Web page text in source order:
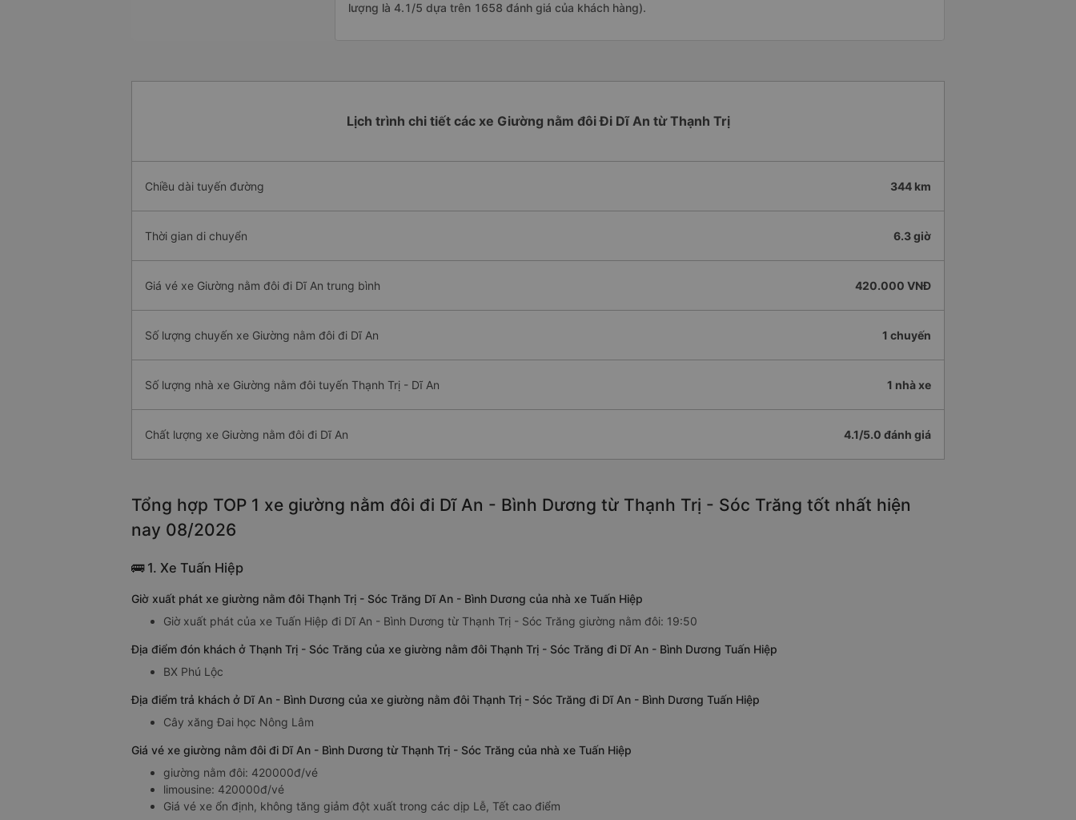
lượng là 4.1/5 dựa trên 1658 đánh giá của khách hàng).
Lịch trình chi tiết các xe Giường nằm đôi Đi Dĩ An từ Thạnh Trị
Chiều dài tuyến đường 344 km
Thời gian di chuyển 6.3 giờ
Giá vé xe Giường nằm đôi đi Dĩ An trung bình 420.000 VNĐ
Số lượng chuyến xe Giường nằm đôi đi Dĩ An 1 chuyến
Số lượng nhà xe Giường nằm đôi tuyến Thạnh Trị - Dĩ An 1 nhà xe
Chất lượng xe Giường nằm đôi đi Dĩ An 4.1/5.0 đánh giá
Tổng hợp TOP 1 xe giường nằm đôi đi Dĩ An - Bình Dương từ Thạnh Trị - Sóc Trăng tốt nhất hiện
nay 08/2026
🚌 1. Xe Tuấn Hiệp
Giờ xuất phát xe giường nằm đôi Thạnh Trị - Sóc Trăng Dĩ An - Bình Dương của nhà xe Tuấn Hiệp
Giờ xuất phát của xe Tuấn Hiệp đi Dĩ An - Bình Dương từ Thạnh Trị - Sóc Trăng giường nằm đôi: 19:50
Địa điểm đón khách ở Thạnh Trị - Sóc Trăng của xe giường nằm đôi Thạnh Trị - Sóc Trăng đi Dĩ An - Bình Dương Tuấn Hiệp
BX Phú Lộc
Địa điểm trả khách ở Dĩ An - Bình Dương của xe giường nằm đôi Thạnh Trị - Sóc Trăng đi Dĩ An - Bình Dương Tuấn Hiệp
Cây xăng Đai học Nông Lâm
Giá vé xe giường nằm đôi đi Dĩ An - Bình Dương từ Thạnh Trị - Sóc Trăng của nhà xe Tuấn Hiệp
giường nằm đôi: 420000đ/vé
limousine: 420000đ/vé
Giá vé xe ổn định, không tăng giảm đột xuất trong các dịp Lễ, Tết cao điểm